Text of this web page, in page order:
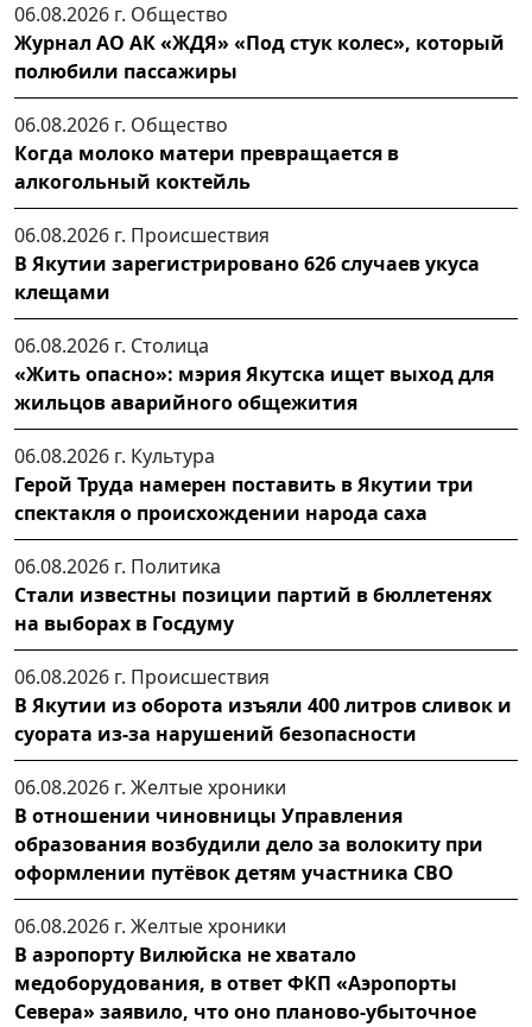
06.08.2026 г. Общество
Журнал АО АК «ЖДЯ» «Под стук колес», который
полюбили пассажиры
06.08.2026 г. Общество
Когда молоко матери превращается в
алкогольный коктейль
06.08.2026 г. Происшествия
В Якутии зарегистрировано 626 случаев укуса
клещами
06.08.2026 г. Столица
«Жить опасно»: мэрия Якутска ищет выход для
жильцов аварийного общежития
06.08.2026 г. Культура
Герой Труда намерен поставить в Якутии три
спектакля о происхождении народа саха
06.08.2026 г. Политика
Стали известны позиции партий в бюллетенях
на выборах в Госдуму
06.08.2026 г. Происшествия
В Якутии из оборота изъяли 400 литров сливок и
суората из-за нарушений безопасности
06.08.2026 г. Желтые хроники
В отношении чиновницы Управления
образования возбудили дело за волокиту при
оформлении путёвок детям участника СВО
06.08.2026 г. Желтые хроники
В аэропорту Вилюйска не хватало
медоборудования, в ответ ФКП «Аэропорты
Севера» заявило, что оно планово-убыточное